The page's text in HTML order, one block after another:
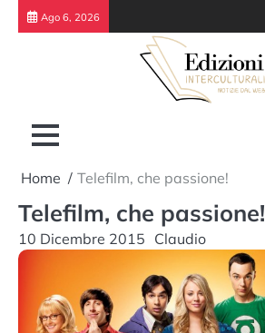
Skip
Ago 6, 2026
Home Telefilm, che passione!
Telefilm, che passione!
10 Dicembre 2015 Claudio